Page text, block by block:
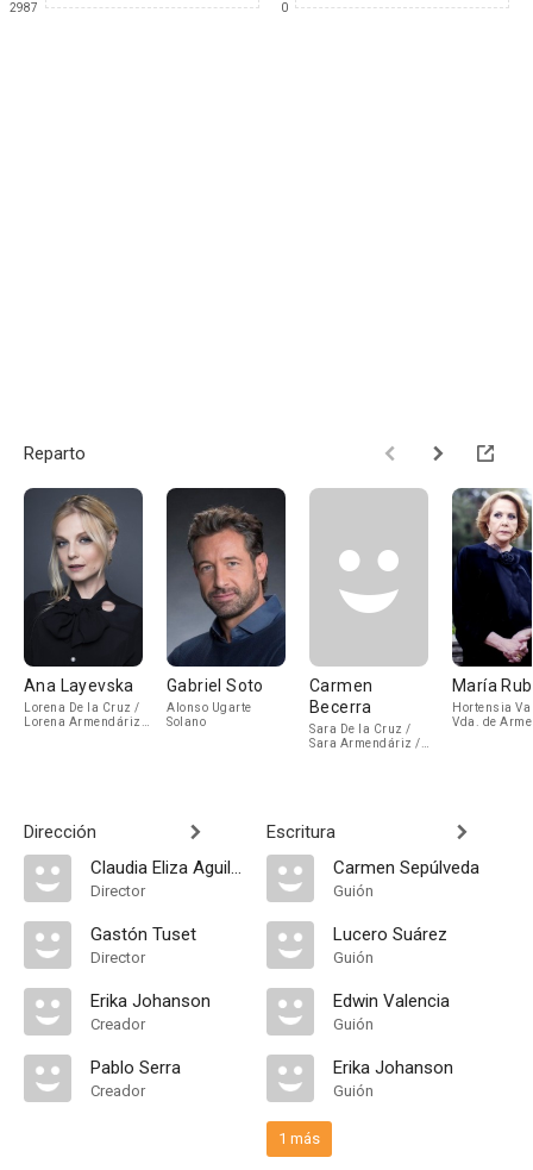
2987 0
Reparto
Ana Layevska
Lorena De la Cruz /
Lorena Armendáriz
Gabriel Soto
Alonso Ugarte
Solano
Carmen
Becerra
Sara De la Cruz /
Sara Armendáriz /
María
Hortensia
Vda. de
Dirección
Claudia Eliza Aguilar
Director
Gastón Tuset
Director
Erika Johanson
Creador
Pablo Serra
Creador
Escritura
Carmen Sepúlveda
Guión
Lucero Suárez
Guión
Edwin Valencia
Guión
Erika Johanson
Guión
1 más